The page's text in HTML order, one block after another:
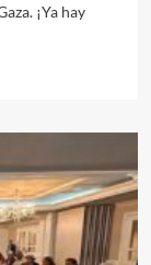
¡Ya hay